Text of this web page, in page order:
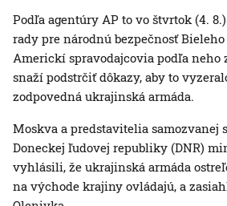
Podľa agentúry AP to vo štvrtok (4.
rady pre národnú bezpečnosť
Americkí spravodajcovia podľa neho
snaží podstrčiť dôkazy, aby to
zodpovedná ukrajinská armáda.
Moskva a predstavitelia samozvanej
Doneckej ľudovej republiky (DNR)
vyhlásili, že ukrajinská armáda
na východe krajiny ovládajú, a